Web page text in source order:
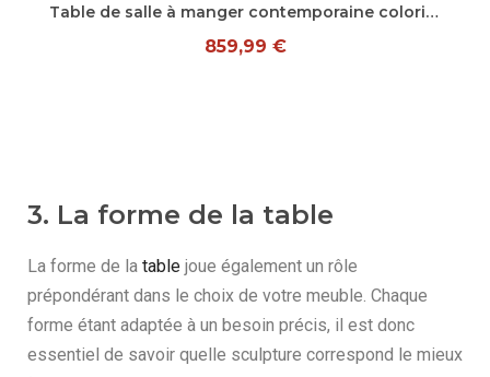
Aperçu rapide Table de salle à manger contemporaine coloris orme naturel Vaucluse IV
859,99 €
3. La forme de la table
La forme de la table joue également un rôle
prépondérant dans le choix de votre meuble. Chaque
forme étant adaptée à un besoin précis, il est donc
essentiel de savoir quelle sculpture correspond le mieux